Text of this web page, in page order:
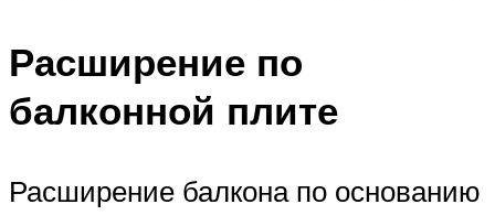
Расширение по
балконной плите
Расширение балкона по основанию